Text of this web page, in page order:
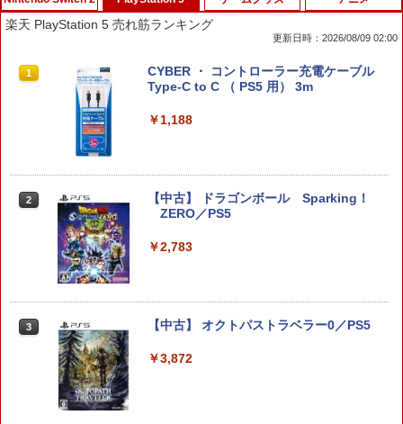
1
【7週連続1位】inklink公式 Switch / Sw
itch2 コントローラー 最新モデル 最新フ
ントローラー スイッチ2 スイッチ Switc
￥2,960
楽天 PlayStation 5 売れ筋ランキング
更新日時：2026/08/09 02:00
1
CYBER ・ コントローラー充電ケーブル
Type-C to C （ PS5 用） 3m
￥1,188
2
【中古】 ドラゴンボール Sparking！
ZERO／PS5
￥2,783
3 【中古】 オクトパストラベラー0／PS5
￥3,872